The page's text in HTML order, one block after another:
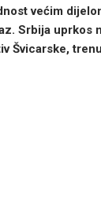
većim
Srbija uprkos
Švicarske,